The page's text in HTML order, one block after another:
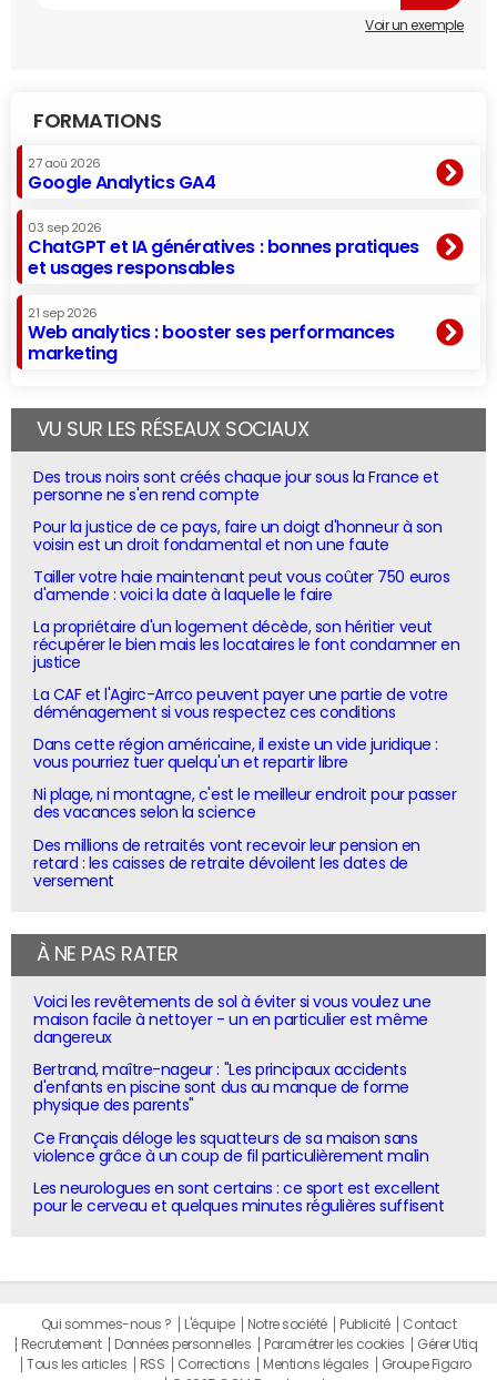
Voir un exemple
FORMATIONS
27 aoû 2026
Google Analytics GA4
03 sep 2026
ChatGPT et IA génératives : bonnes pratiques
et usages responsables
21 sep 2026
Web analytics : booster ses performances
marketing
VU SUR LES RÉSEAUX SOCIAUX
Des trous noirs sont créés chaque jour sous la France et
personne ne s'en rend compte
Pour la justice de ce pays, faire un doigt d'honneur à son
voisin est un droit fondamental et non une faute
Tailler votre haie maintenant peut vous coûter 750 euros
d'amende : voici la date à laquelle le faire
La propriétaire d'un logement décède, son héritier veut
récupérer le bien mais les locataires le font condamner en
justice
La CAF et l'Agirc-Arrco peuvent payer une partie de votre
déménagement si vous respectez ces conditions
Dans cette région américaine, il existe un vide juridique :
vous pourriez tuer quelqu'un et repartir libre
Ni plage, ni montagne, c'est le meilleur endroit pour passer
des vacances selon la science
Des millions de retraités vont recevoir leur pension en
retard : les caisses de retraite dévoilent les dates de
versement
À NE PAS RATER
Voici les revêtements de sol à éviter si vous voulez une
maison facile à nettoyer - un en particulier est même
dangereux
Bertrand, maître-nageur : "Les principaux accidents
d'enfants en piscine sont dus au manque de forme
physique des parents"
Ce Français déloge les squatteurs de sa maison sans
violence grâce à un coup de fil particulièrement malin
Les neurologues en sont certains : ce sport est excellent
pour le cerveau et quelques minutes régulières suffisent
Qui sommes-nous ? L'équipe Notre société Publicité
Contact
Recrutement
Données personnelles Paramétrer les cookies
Gérer Utiq
Tous les articles
RSS Corrections Mentions légales
Groupe Figaro